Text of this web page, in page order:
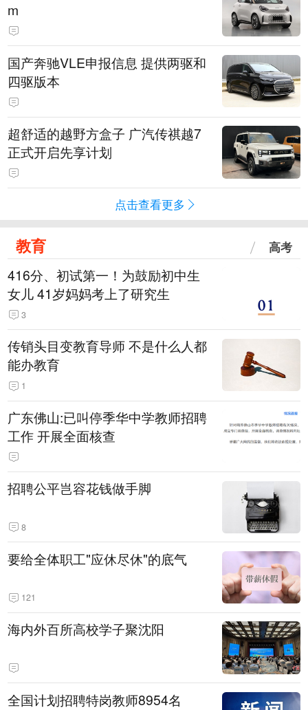
m
国产奔驰VLE申报信息 提供两驱和
四驱版本
超舒适的越野方盒子 广汽传祺越7
正式开启先享计划
点击查看更多
教育 高考
416分、初试第一！为鼓励初中生
女儿 41岁妈妈考上了研究生
3
传销头目变教育导师 不是什么人都
能办教育
1
广东佛山:已叫停季华中学教师招聘
工作 开展全面核查
招聘公平岂容花钱做手脚
8
要给全体职工"应休尽休"的底气
121
海内外百所高校学子聚沈阳
全国计划招聘特岗教师8954名